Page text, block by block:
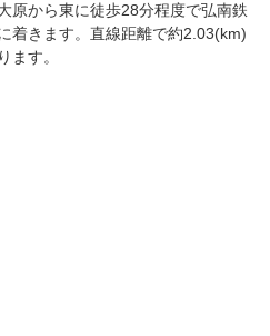
原から東に徒歩28分程度で弘南鉄
着きます。直線距離で約2.03(km)
ます。